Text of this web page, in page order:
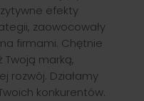
efekty
zaowocowały
firmami. Chętnie
Twoją marką,
rozwój. Działamy
konkurentów.